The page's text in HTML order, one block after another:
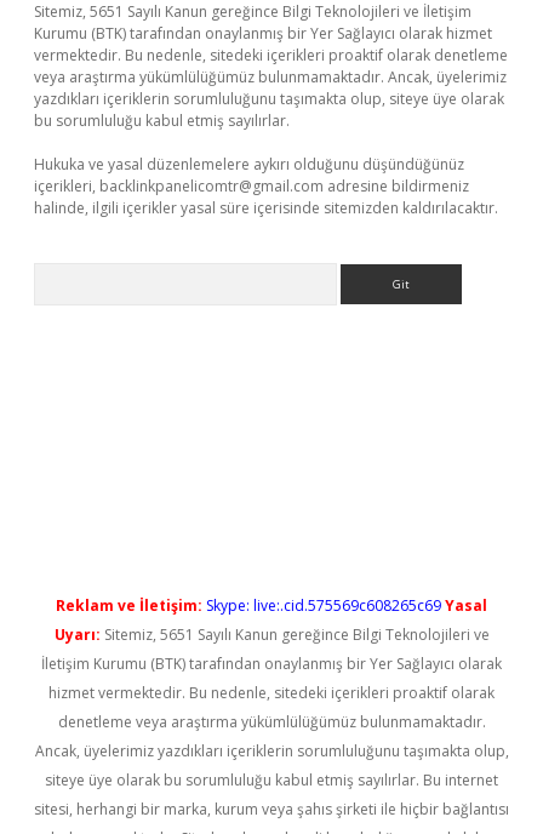
Sitemiz, 5651 Sayılı Kanun gereğince Bilgi Teknolojileri ve İletişim
Kurumu (BTK) tarafından onaylanmış bir Yer Sağlayıcı olarak hizmet
vermektedir. Bu nedenle, sitedeki içerikleri proaktif olarak denetleme
veya araştırma yükümlülüğümüz bulunmamaktadır. Ancak, üyelerimiz
yazdıkları içeriklerin sorumluluğunu taşımakta olup, siteye üye olarak
bu sorumluluğu kabul etmiş sayılırlar.
Hukuka ve yasal düzenlemelere aykırı olduğunu düşündüğünüz
içerikleri, backlinkpanelicomtr@gmail.com adresine bildirmeniz
halinde, ilgili içerikler yasal süre içerisinde sitemizden kaldırılacaktır.
Reklam ve İletişim: Skype: live:.cid.575569c608265c69Yasal
Uyarı: Sitemiz, 5651 Sayılı Kanun gereğince Bilgi Teknolojileri ve
İletişim Kurumu (BTK) tarafından onaylanmış bir Yer Sağlayıcı olarak
hizmet vermektedir. Bu nedenle, sitedeki içerikleri proaktif olarak
denetleme veya araştırma yükümlülüğümüz bulunmamaktadır.
Ancak, üyelerimiz yazdıkları içeriklerin sorumluluğunu taşımakta olup,
siteye üye olarak bu sorumluluğu kabul etmiş sayılırlar. Bu internet
sitesi, herhangi bir marka, kurum veya şahıs şirketi ile hiçbir bağlantısı